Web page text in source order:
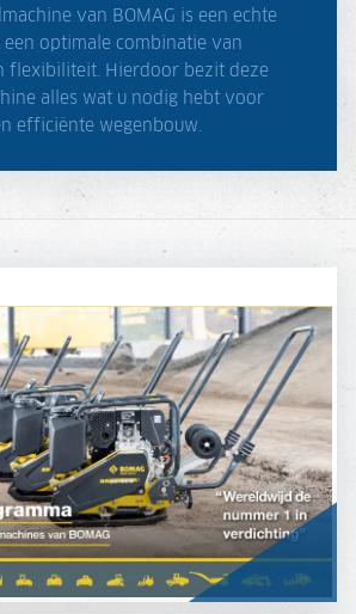
van BOMAG is een echte
een optimale combinatie van
flexibiliteit. Hierdoor bezit deze
alles wat u nodig hebt voor
efficiënte wegenbouw.